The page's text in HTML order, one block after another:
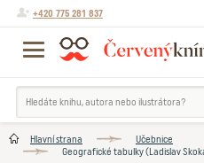
+420 775 281 837
Hlavní strana
Učebnice
Geografické tabulky (Ladislav